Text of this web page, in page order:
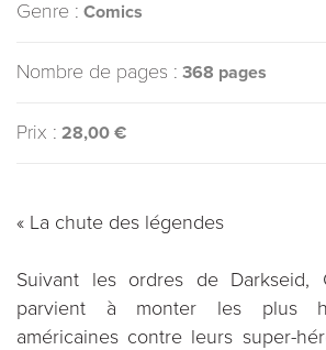
Genre : Comics
Nombre de pages : 368 pages
Prix : 28,00 €
« La chute des légendes
Suivant les ordres de Darkseid,
parvient à monter les plus
américaines contre leurs super-